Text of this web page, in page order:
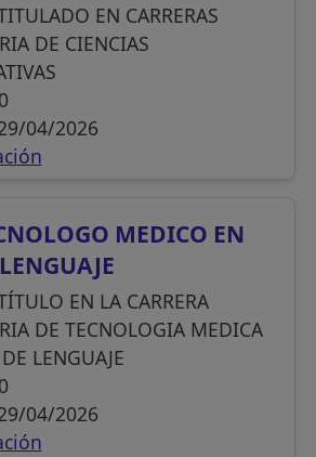
EN CARRERAS
DE CIENCIAS
04/2026
MEDICO EN
EN LA CARRERA
DE TECNOLOGIA MEDICA
LENGUAJE
04/2026